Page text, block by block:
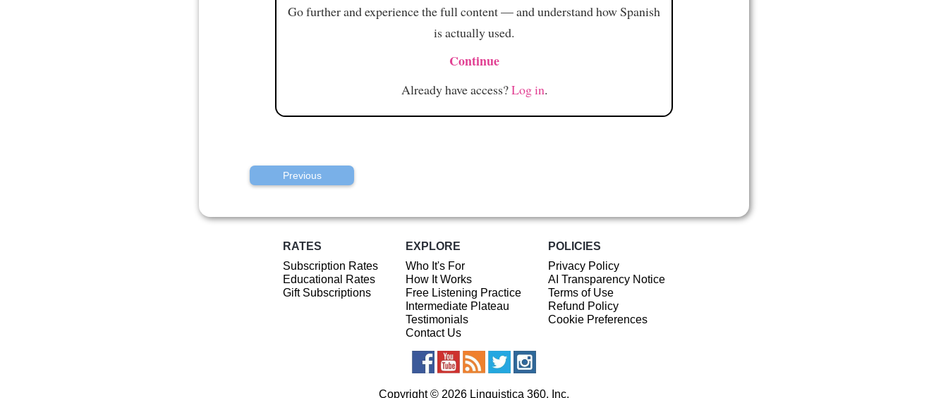
Go further and experience the full content — and understand how Spanish
is actually used.
Continue
Already have access?Log in.
Previous
RATES
Subscription Rates
Educational Rates
Gift Subscriptions
EXPLORE
Who It's For
How It Works
Free Listening Practice
Intermediate Plateau
Testimonials
Contact Us
POLICIES
Privacy Policy
AI Transparency Notice
Terms of Use
Refund Policy
Cookie Preferences
Copyright © 2026 Linguistica 360, Inc.